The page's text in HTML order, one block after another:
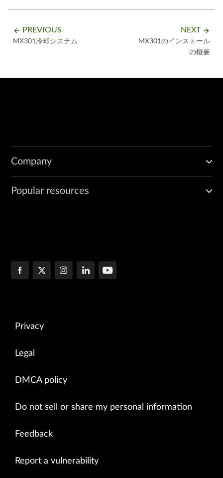
arrow_backward PREVIOUS
MX301冷却システム
NEXT arrow_forward
MX301のインストール
の概要
Company
Popular resources
Privacy
Legal
DMCA policy
Do not sell or share my personal information
Feedback
Report a vulnerability